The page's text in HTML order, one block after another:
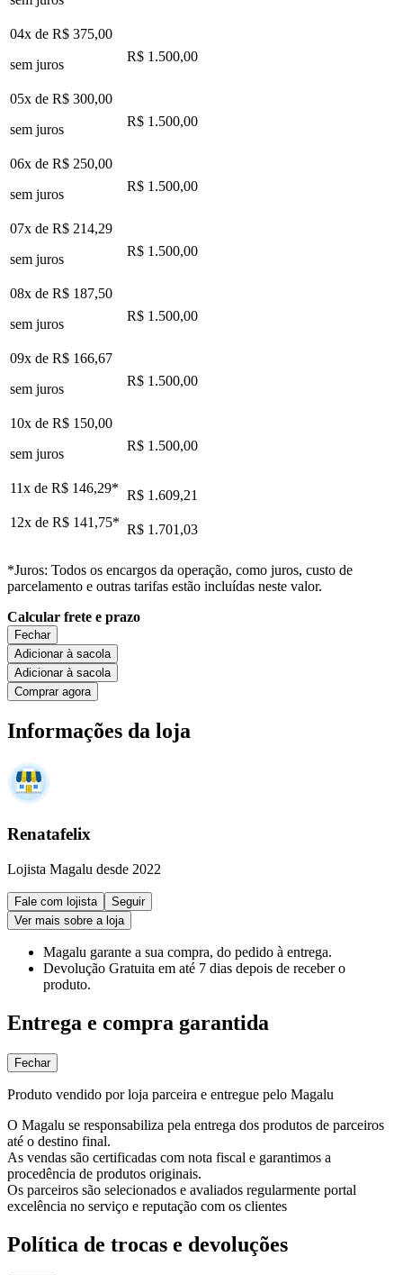
04x de R$ 375,00
sem juros
R$ 1.500,00
05x de R$ 300,00
sem juros
R$ 1.500,00
06x de R$ 250,00
sem juros
R$ 1.500,00
07x de R$ 214,29
sem juros
R$ 1.500,00
08x de R$ 187,50
sem juros
R$ 1.500,00
09x de R$ 166,67
sem juros
R$ 1.500,00
10x de R$ 150,00
sem juros
R$ 1.500,00
11x de R$ 146,29* R$ 1.609,21
12x de R$ 141,75* R$ 1.701,03
*Juros: Todos os encargos da operação, como juros, custo de
parcelamento e outras tarifas estão incluídas neste valor.
Calcular frete e prazo
Fechar
Adicionar à sacola
Adicionar à sacola
Comprar agora
Informações da loja
Renatafelix
Lojista Magalu desde 2022
Fale com lojista
Seguir
Ver mais sobre a loja
Magalu garante a sua compra, do pedido à entrega.
Devolução Gratuita em até 7 dias depois de receber o
produto.
Entrega e compra garantida
Fechar
Produto vendido por loja parceira e entregue pelo Magalu
O Magalu se responsabiliza pela entrega dos produtos de parceiros
até o destino final.
As vendas são certificadas com nota fiscal e garantimos a
procedência de produtos originais.
Os parceiros são selecionados e avaliados regularmente portal
excelência no serviço e reputação com os clientes
Política de trocas e devoluções